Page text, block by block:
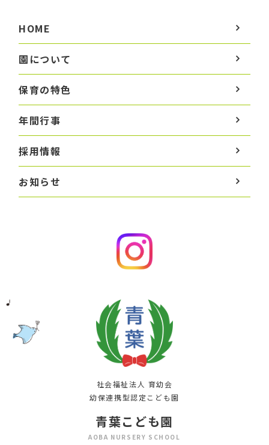
HOME
園について
保育の特色
年間行事
採用情報
お知らせ
社会福祉法人 育幼会
幼保連携型認定こども園
青葉こども園
AOBA NURSERY SCHOOL